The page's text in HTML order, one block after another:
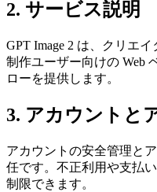
2. サービス説明
GPT Image 2 は、クリエ
制作ユーザー向けの Web
ローを提供します。
3. アカウントと
アカウントの安全管理と
任です。不正利用や支払
制限できます。